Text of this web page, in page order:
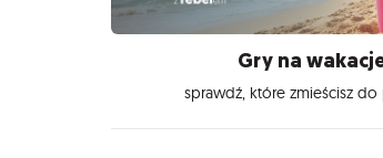
Gry na
sprawdź, które zmieścisz do